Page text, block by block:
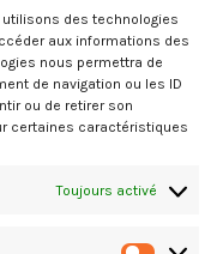
des technologies
aux informations des
nous permettra de
de navigation ou les ID
ou de retirer son
certaines caractéristiques
Toujours activé